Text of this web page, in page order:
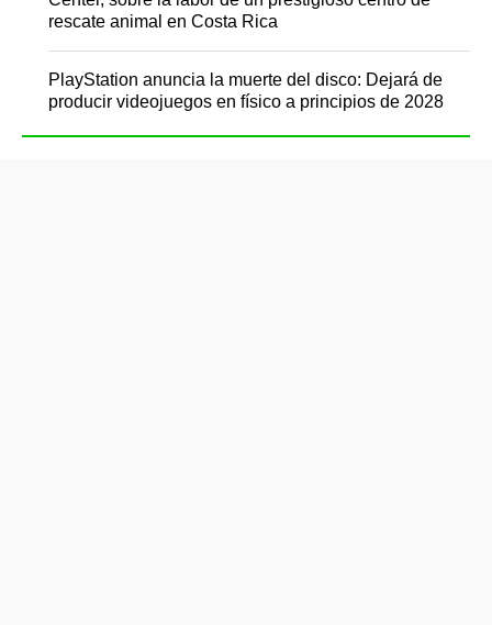
rescate animal en Costa Rica
PlayStation anuncia la muerte del disco: Dejará de
producir videojuegos en físico a principios de 2028